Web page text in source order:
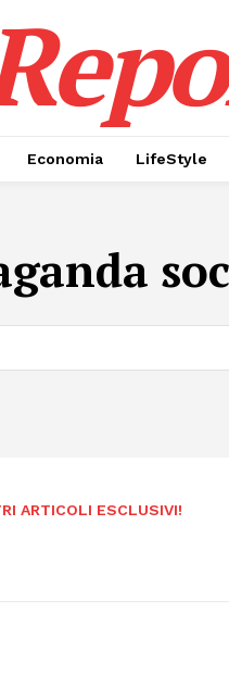
Economia LifeStyle
ARTICOLI ESCLUSIVI!